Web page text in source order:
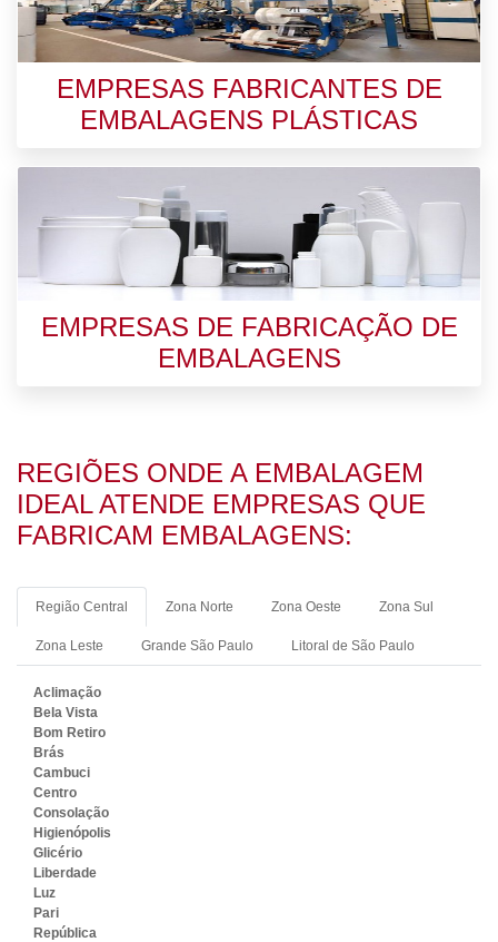
EMPRESAS FABRICANTES DE
EMBALAGENS PLÁSTICAS
EMPRESAS DE FABRICAÇÃO DE
EMBALAGENS
REGIÕES ONDE A EMBALAGEM
IDEAL ATENDE EMPRESAS QUE
FABRICAM EMBALAGENS:
Região Central Zona Norte Zona Oeste Zona Sul
Zona Leste Grande São Paulo Litoral de São Paulo
Aclimação
Bela Vista
Bom Retiro
Brás
Cambuci
Centro
Consolação
Higienópolis
Glicério
Liberdade
Luz
Pari
República